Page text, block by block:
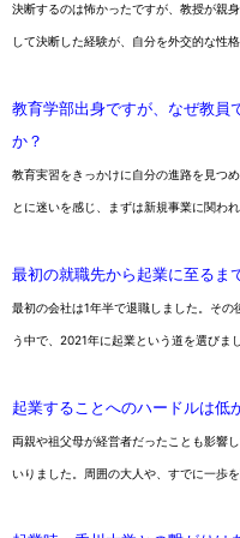
決断するのは怖かったですが、教授が親
して決断した経験が、自分を外交的な性
教育学部出身ですが、なぜ教員
か？
教育実習をきっかけに自分の進路を見つ
とに迷いを感じ、まずは新規事業に関わ
最初の就職先から起業に至るま
最初の会社は1年半で退職しました。そ
う中で、2021年に起業という道を選びまし
起業することへのハードルは低
両親や祖父母が経営者だったことも影響
いりました。周囲の大人や、すでに一歩